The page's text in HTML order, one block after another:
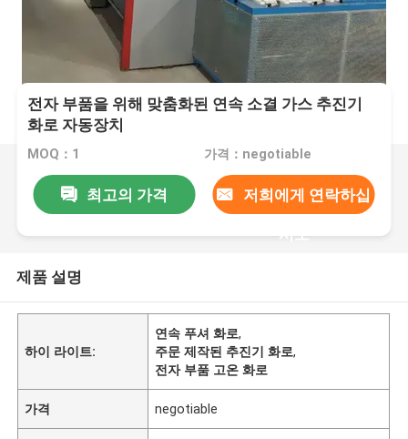
전자 부품을 위해 맞춤화된 연속 소결 가스 추진기
화로 자동장치
MOQ：1 가격：negotiable
최고의 가격 저희에게 연락하십
시오
제품 설명
하이 라이트:
연속 푸셔 화로,
주문 제작된 추진기 화로,
전자 부품 고온 화로
가격 negotiable